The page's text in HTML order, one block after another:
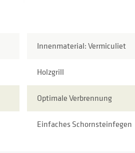
Innenmaterial: Vermiculiet
Holzgrill
Optimale Verbrennung
Einfaches Schornsteinfegen